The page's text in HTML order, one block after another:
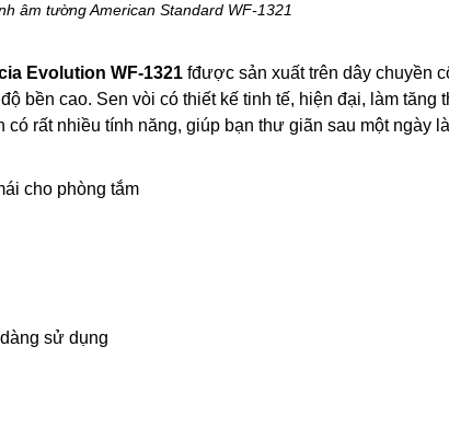
âm tường American Standard WF-1321
Evolution WF-1321 fđược sản xuất trên dây chuyền
bền cao. Sen vòi có thiết kế tinh tế, hiện đại, làm tăng
rất nhiều tính năng, giúp bạn thư giãn sau một ngày
cho phòng tắm
sử dụng